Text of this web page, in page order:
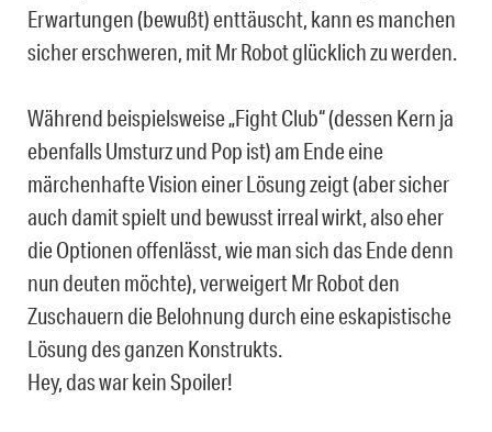
Erwartungen (bewußt) enttäuscht, kann es manchen
sicher erschweren, mit Mr Robot glücklich zu werden.
Während beispielsweise „Fight Club“ (dessen Kern ja
ebenfalls Umsturz und Pop ist) am Ende eine
märchenhafte Vision einer Lösung zeigt (aber sicher
auch damit spielt und bewusst irreal wirkt, also eher
die Optionen offenlässt, wie man sich das Ende denn
nun deuten möchte), verweigert Mr Robot den
Zuschauern die Belohnung durch eine eskapistische
Lösung des ganzen Konstrukts.
Hey, das war kein Spoiler!